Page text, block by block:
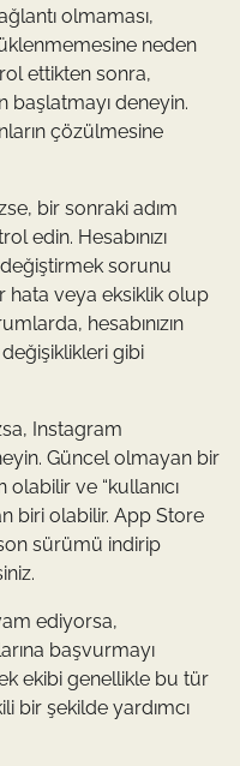
olmaması,
neden
ettikten sonra,
başlatmayı deneyin.
çözülmesine
bir sonraki adım
edin. Hesabınızı
sorunu
hata veya eksiklik olup
hesabınızın
değişiklikleri gibi
Instagram
Güncel olmayan bir
ve “kullanıcı
biri olabilir. App Store
sürümü indirip
ediyorsa,
başvurmayı
ekibi genellikle bu tür
bir şekilde yardımcı